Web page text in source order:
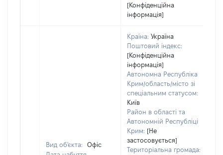
[Конфіденційна
інформація]
Вид об'єкта:
Офіс
Країна: Україна
Поштовий індекс:
[Конфіденційна
інформація]
Автономна Республіка
Крим/область/місто зі
спеціальним статусом:
Київ
Район в області та
Автономній Республіці
Крим: [Не
застосовується]
Територіальна громада: